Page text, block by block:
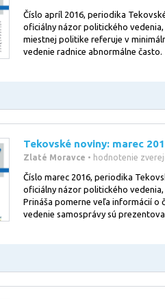
Číslo apríl 2016, periodika
oficiálny názor politického vedenia,
miestnej politike referuje v
vedenie radnice abnormálne často.
Tekovské noviny: marec
Zlaté Moravce • hodnotenie
Číslo marec 2016, periodika
oficiálny názor politického vedenia,
Prináša pomerne veľa informácií o
vedenie samosprávy sú